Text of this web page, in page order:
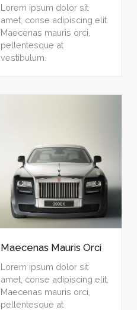
Lorem ipsum dolor sit
amet, conse adipiscing elit.
Maecenas mauris orci,
pellentesque at
vestibulum.
Maecenas Mauris Orci
Lorem ipsum dolor sit
amet, conse adipiscing elit.
Maecenas mauris orci,
pellentesque at